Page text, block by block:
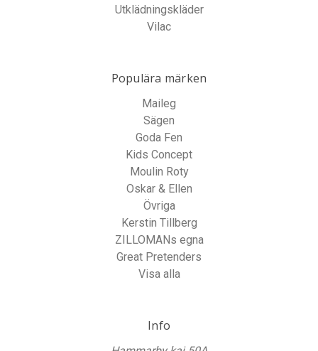
Utklädningskläder
Vilac
Populära märken
Maileg
Sägen
Goda Fen
Kids Concept
Moulin Roty
Oskar & Ellen
Övriga
Kerstin Tillberg
ZILLOMANs egna
Great Pretenders
Visa alla
Info